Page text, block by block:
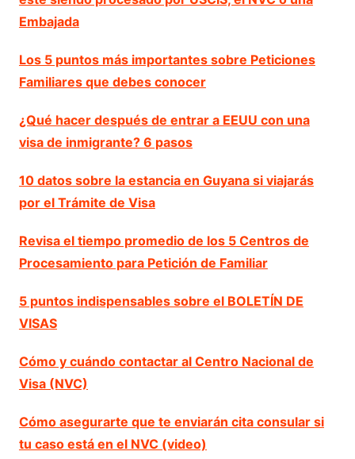
Embajada
Los 5 puntos más importantes sobre Peticiones
Familiares que debes conocer
¿Qué hacer después de entrar a EEUU con una
visa de inmigrante? 6 pasos
10 datos sobre la estancia en Guyana si viajarás
por el Trámite de Visa
Revisa el tiempo promedio de los 5 Centros de
Procesamiento para Petición de Familiar
5 puntos indispensables sobre el BOLETÍN DE
VISAS
Cómo y cuándo contactar al Centro Nacional de
Visa (NVC)
Cómo asegurarte que te enviarán cita consular si
tu caso está en el NVC (video)